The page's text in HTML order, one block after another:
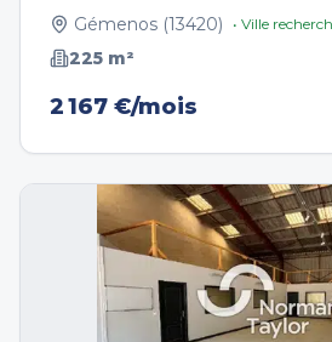
Gémenos (13420) • Ville
225 m²
2 167 €/mois